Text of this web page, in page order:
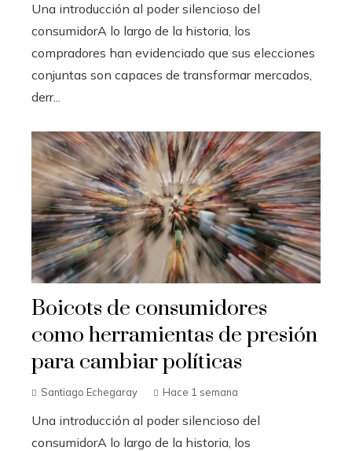
Una introducción al poder silencioso del
consumidorA lo largo de la historia, los
compradores han evidenciado que sus elecciones
conjuntas son capaces de transformar mercados,
derr...
Boicots de consumidores
como herramientas de presión
para cambiar políticas
Santiago Echegaray Hace 1 semana
Una introducción al poder silencioso del
consumidorA lo largo de la historia, los